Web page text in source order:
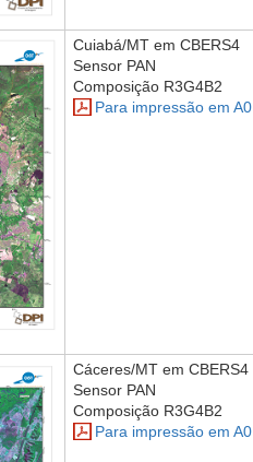
Cuiabá/MT em CBERS4
Sensor PAN
Composição R3G4B2
Para impressão em A0
Cáceres/MT em CBERS4
Sensor PAN
Composição R3G4B2
Para impressão em A0